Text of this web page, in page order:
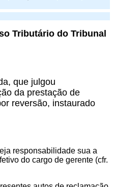
Tributário do Tribunal
que julgou
da prestação de
reversão, instaurado
responsabilidade sua a
do cargo de gerente (cfr.